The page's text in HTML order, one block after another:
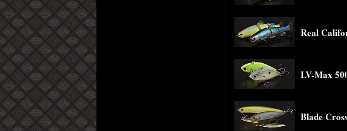
Real
LV-Max
Blade